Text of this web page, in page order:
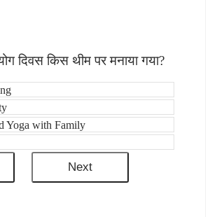
दिवस किस थीम पर मनाया गया?
Yoga with Family